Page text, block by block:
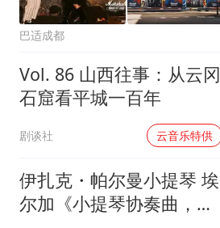
巴适成都
Vol. 86 山西往事：从云冈
石窟看平城一百年
剧谈社 云音乐特供
伊扎克・帕尔曼小提琴 埃
尔加《小提琴协奏曲，